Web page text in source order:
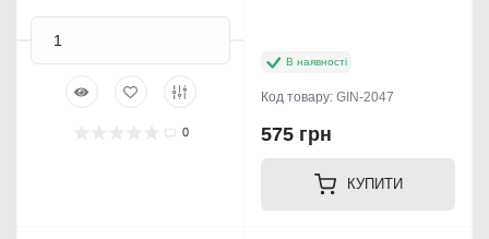
0
В наявності
Код товару: GIN-2047
575 грн
КУПИТИ